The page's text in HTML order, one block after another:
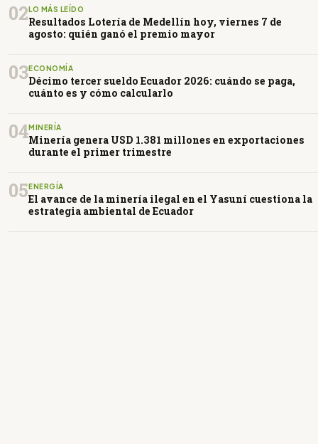
02 LO MÁS LEÍDO
Resultados Lotería de Medellín hoy, viernes 7 de
agosto: quién ganó el premio mayor
03ECONOMÍA
Décimo tercer sueldo Ecuador 2026: cuándo se paga,
cuánto es y cómo calcularlo
04MINERÍA
Minería genera USD 1.381 millones en exportaciones
durante el primer trimestre
05 ENERGÍA
El avance de la minería ilegal en el Yasuní cuestiona la
estrategia ambiental de Ecuador